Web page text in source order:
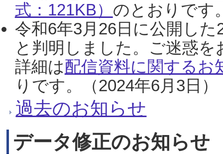
式：121KB） のとおりです
令和6年3月26日に公開し
と判明しました。ご迷惑
詳細は配信資料に関するお
りです。（2024年6月3日）
過去のお知らせ
データ修正のお知らせ